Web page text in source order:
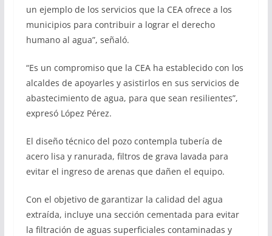
un ejemplo de los servicios que la CEA ofrece a los
municipios para contribuir a lograr el derecho
humano al agua”, señaló.
“Es un compromiso que la CEA ha establecido con los
alcaldes de apoyarles y asistirlos en sus servicios de
abastecimiento de agua, para que sean resilientes”,
expresó López Pérez.
El diseño técnico del pozo contempla tubería de
acero lisa y ranurada, filtros de grava lavada para
evitar el ingreso de arenas que dañen el equipo.
Con el objetivo de garantizar la calidad del agua
extraída, incluye una sección cementada para evitar
la filtración de aguas superficiales contaminadas y